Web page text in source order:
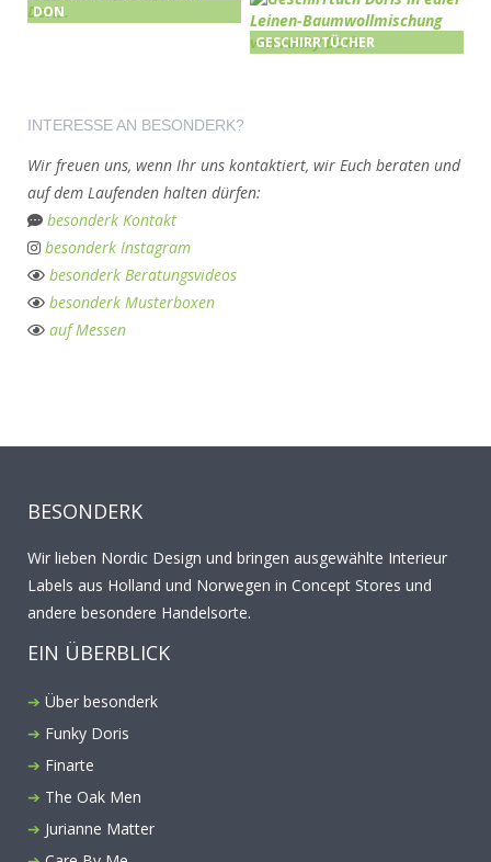
DON
GESCHIRRTÜCHER
INTERESSE AN BESONDERK?
Wir freuen uns, wenn Ihr uns kontaktiert, wir Euch beraten und
auf dem Laufenden halten dürfen:
besonderk Kontakt
besonderk Instagram
besonderk Beratungsvideos
besonderk Musterboxen
auf Messen
BESONDERK
Wir lieben Nordic Design und bringen ausgewählte Interieur
Labels aus Holland und Norwegen in Concept Stores und
andere besondere Handelsorte.
EIN ÜBERBLICK
Über besonderk
Funky Doris
Finarte
The Oak Men
Jurianne Matter